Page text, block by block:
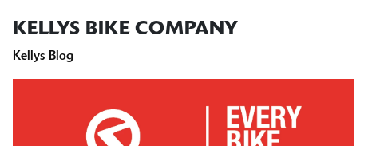
KELLYS BIKE COMPANY
Kellys Blog